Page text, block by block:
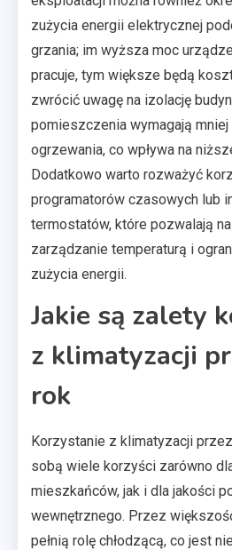
zużycia energii elektrycznej
grzania; im wyższa moc
pracuje, tym większe będą
zwrócić uwagę na izolację
pomieszczenia wymagają mniej
ogrzewania, co wpływa na
Dodatkowo warto rozważyć
programatorów czasowych lub
termostatów, które pozwalają
zarządzanie temperaturą i
zużycia energii.
Jakie są zalety
z klimatyzacji
rok
Korzystanie z klimatyzacji
sobą wiele korzyści zarówno
mieszkańców, jak i dla jakości
wewnętrznego. Przez
pełnią rolę chłodzącą, co jest